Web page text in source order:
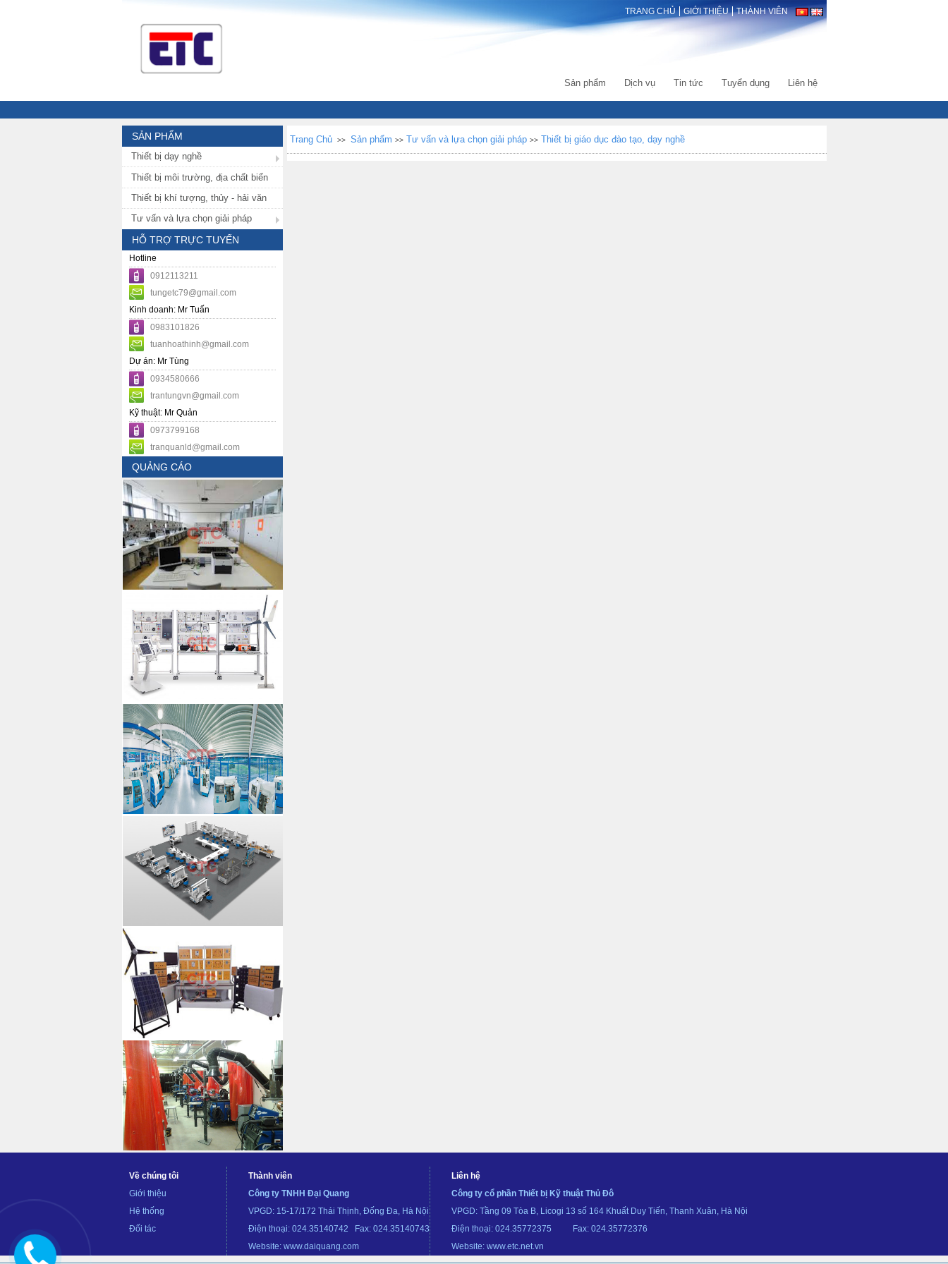
TRANG CHỦ GIỚI THIỆU THÀNH VIÊN
Sản phẩm Dịch vụ Tin tức Tuyển dụng Liên hệ
SẢN PHẨM
Thiết bị dạy nghề
Thiết bị môi trường, địa chất biển
Thiết bị khí tượng, thủy - hải văn
Tư vấn và lựa chọn giải pháp
HỖ TRỢ TRỰC TUYẾN
Hotline
0912113211
tungetc79@gmail.com
Kinh doanh: Mr Tuấn
0983101826
tuanhoathinh@gmail.com
Dự án: Mr Tùng
0934580666
trantungvn@gmail.com
Kỹ thuật: Mr Quản
0973799168
tranquanld@gmail.com
QUẢNG CÁO
Trang Chủ >> Sản phẩm >> Tư vấn và lựa chọn giải pháp >> Thiết bị giáo dục đào tạo, dạy nghề
Về chúng tôi
Giới thiệu
Hệ thống
Đối tác
Thành viên
Công ty TNHH Đại Quang
VPGD: 15-17/172 Thái Thịnh, Đống Đa, Hà Nội
Điện thoại: 024.35140742 Fax: 024.35140743
Website: www.daiquang.com
Liên hệ
Công ty cổ phần Thiết bị Kỹ thuật Thủ Đô
VPGD: Tầng 09 Tòa B, Licogi 13 số 164 Khuất Duy Tiến, Thanh Xuân, Hà Nội
Điện thoại: 024.35772375 Fax: 024.35772376
Website: www.etc.net.vn